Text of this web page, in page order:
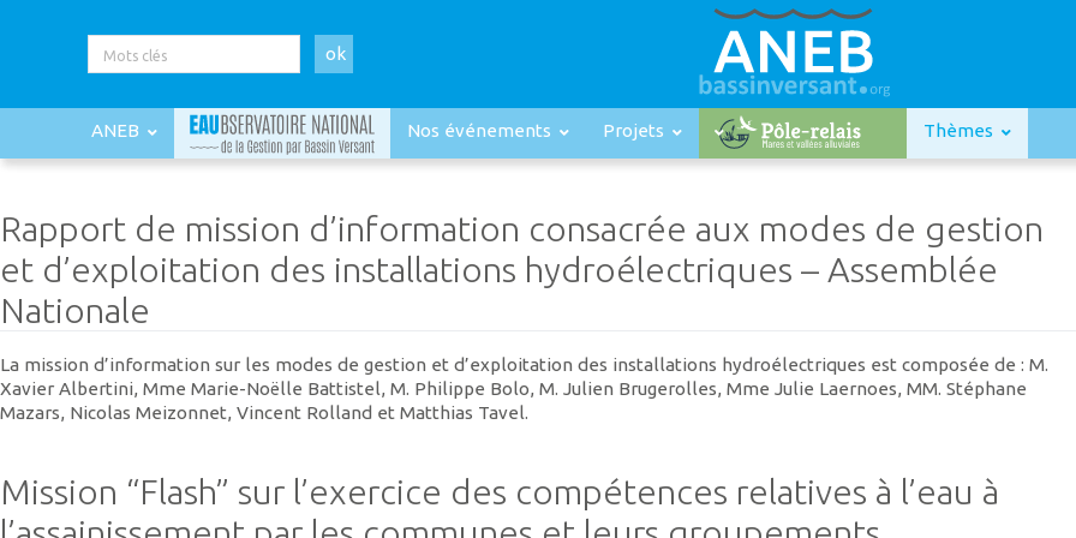
ok
ANEB Nos événements Projets Thèmes
Rapport de mission d’information consacrée aux modes de gestion
et d’exploitation des installations hydroélectriques – Assemblée
Nationale
La mission d’information sur les modes de gestion et d’exploitation des installations hydroélectriques est composée de : M.
Xavier Albertini, Mme Marie-Noëlle Battistel, M. Philippe Bolo, M. Julien Brugerolles, Mme Julie Laernoes, MM. Stéphane
Mazars, Nicolas Meizonnet, Vincent Rolland et Matthias Tavel.
Mission “Flash” sur l’exercice des compétences relatives à l’eau à